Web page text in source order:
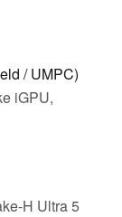
/ UMPC)
iGPU,
H Ultra 5